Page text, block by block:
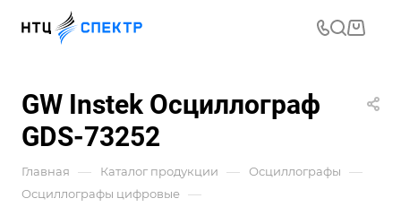
GW Instek Осциллограф
GDS-73252
Главная — Каталог продукции — Осциллографы —
Осциллографы цифровые —